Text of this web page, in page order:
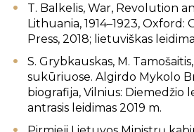
T. Balkelis, War, Revolution
Lithuania, 1914–1923,
Press, 2018; lietuviškas
S. Grybkauskas, M.
sukūriuose. Algirdo Mykolo
biografija, Vilnius: Diemedžio
antrasis leidimas 2019 m.